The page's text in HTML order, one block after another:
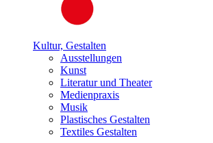
Kultur, Gestalten
Ausstellungen
Kunst
Literatur und Theater
Medienpraxis
Musik
Plastisches Gestalten
Textiles Gestalten